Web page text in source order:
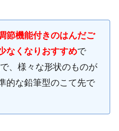
節機能付きのはんだご
なくなりおすすめで
、様々な形状のものが
的な鉛筆型のこて先で